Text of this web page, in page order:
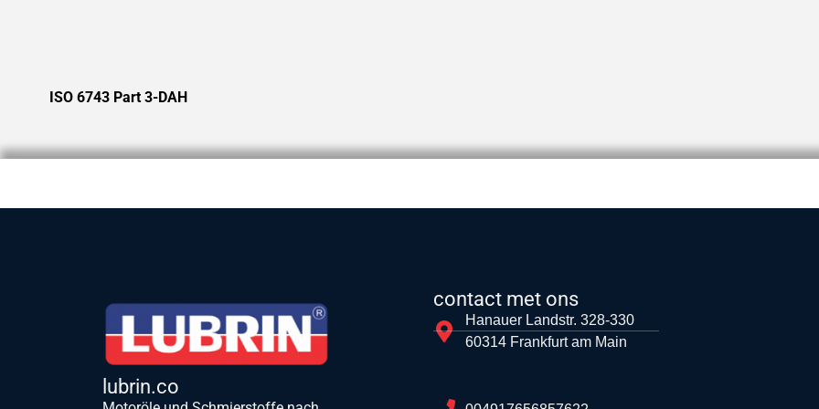
ISO 6743 Part 3-DAH
lubrin.co
contact met ons
Hanauer Landstr. 328-330
60314 Frankfurt am Main